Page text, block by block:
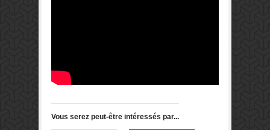
Vous serez peut-être intéressés par...